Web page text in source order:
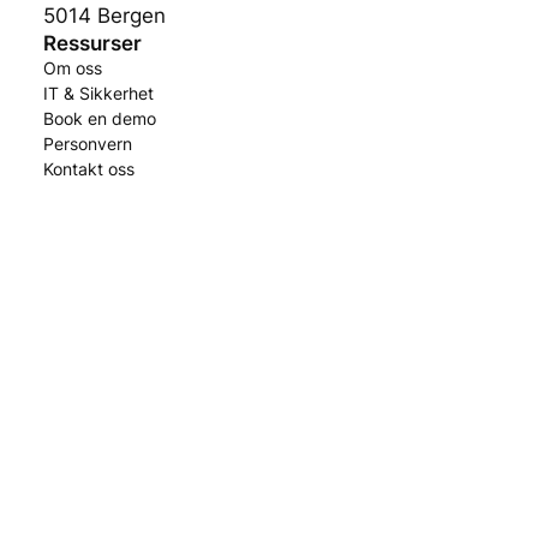
5014 Bergen
Ressurser
Om oss
IT & Sikkerhet
Book en demo
Personvern
Kontakt oss